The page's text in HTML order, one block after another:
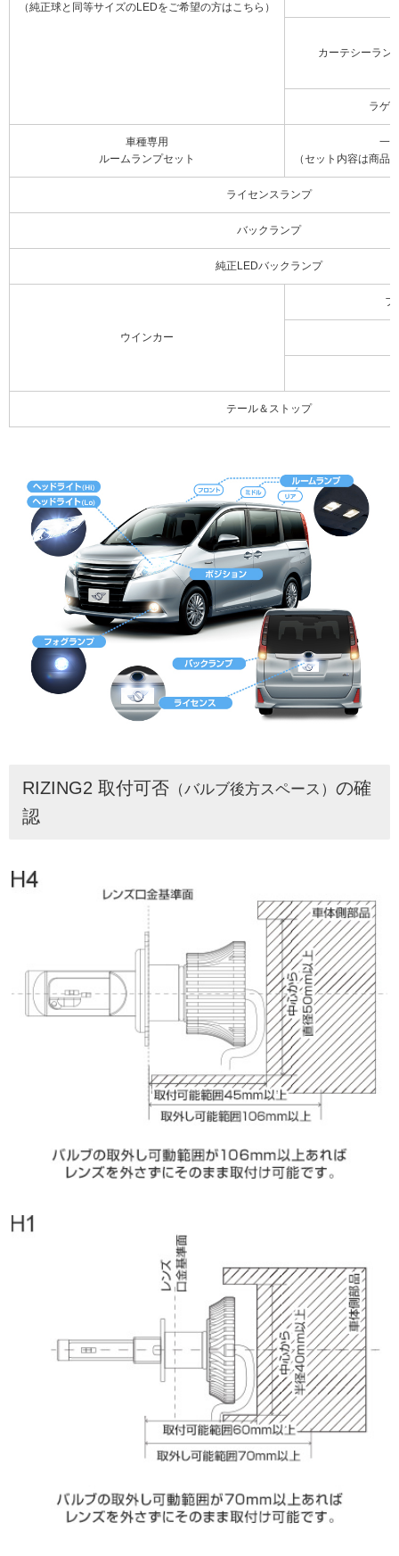
（純正球と同等サイズのLEDをご希望の方はこちら）
カーテシーラン
ラゲ
車種専用
ルームランプセット
一
（セット内容は商品
ライセンスランプ
バックランプ
純正LEDバックランプ
ウインカー
フ
テール＆ストップ
RIZING2 取付可否 （バルブ後方スペース） の確
認